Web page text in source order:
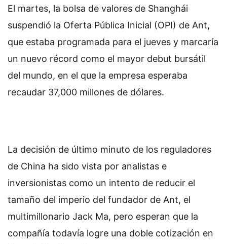
El martes, la bolsa de valores de Shanghái
suspendió la Oferta Pública Inicial (OPI) de Ant,
que estaba programada para el jueves y marcaría
un nuevo récord como el mayor debut bursátil
del mundo, en el que la empresa esperaba
recaudar 37,000 millones de dólares.
La decisión de último minuto de los reguladores
de China ha sido vista por analistas e
inversionistas como un intento de reducir el
tamaño del imperio del fundador de Ant, el
multimillonario Jack Ma, pero esperan que la
compañía todavía logre una doble cotización en